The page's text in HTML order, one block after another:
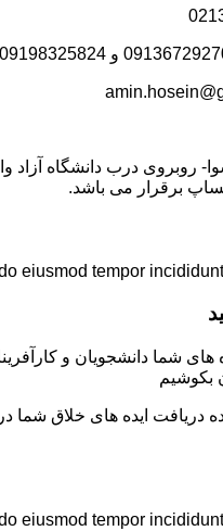
برقرار می باشد.
eiusmod tempor
های شما دانشجویان و
بکوشیم
ایده های خلاق شما در
eiusmod tempor